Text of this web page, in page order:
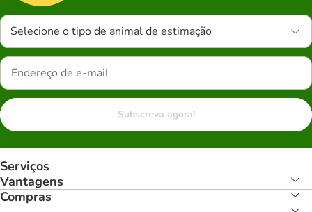
Selecione o tipo de animal de estimação
Subscreva agora!
Serviços
Vantagens
Compras